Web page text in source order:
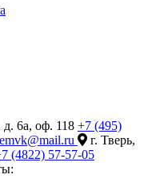
6а, оф. 118 +7 (495)
г. Тверь,
(4822) 57-57-05